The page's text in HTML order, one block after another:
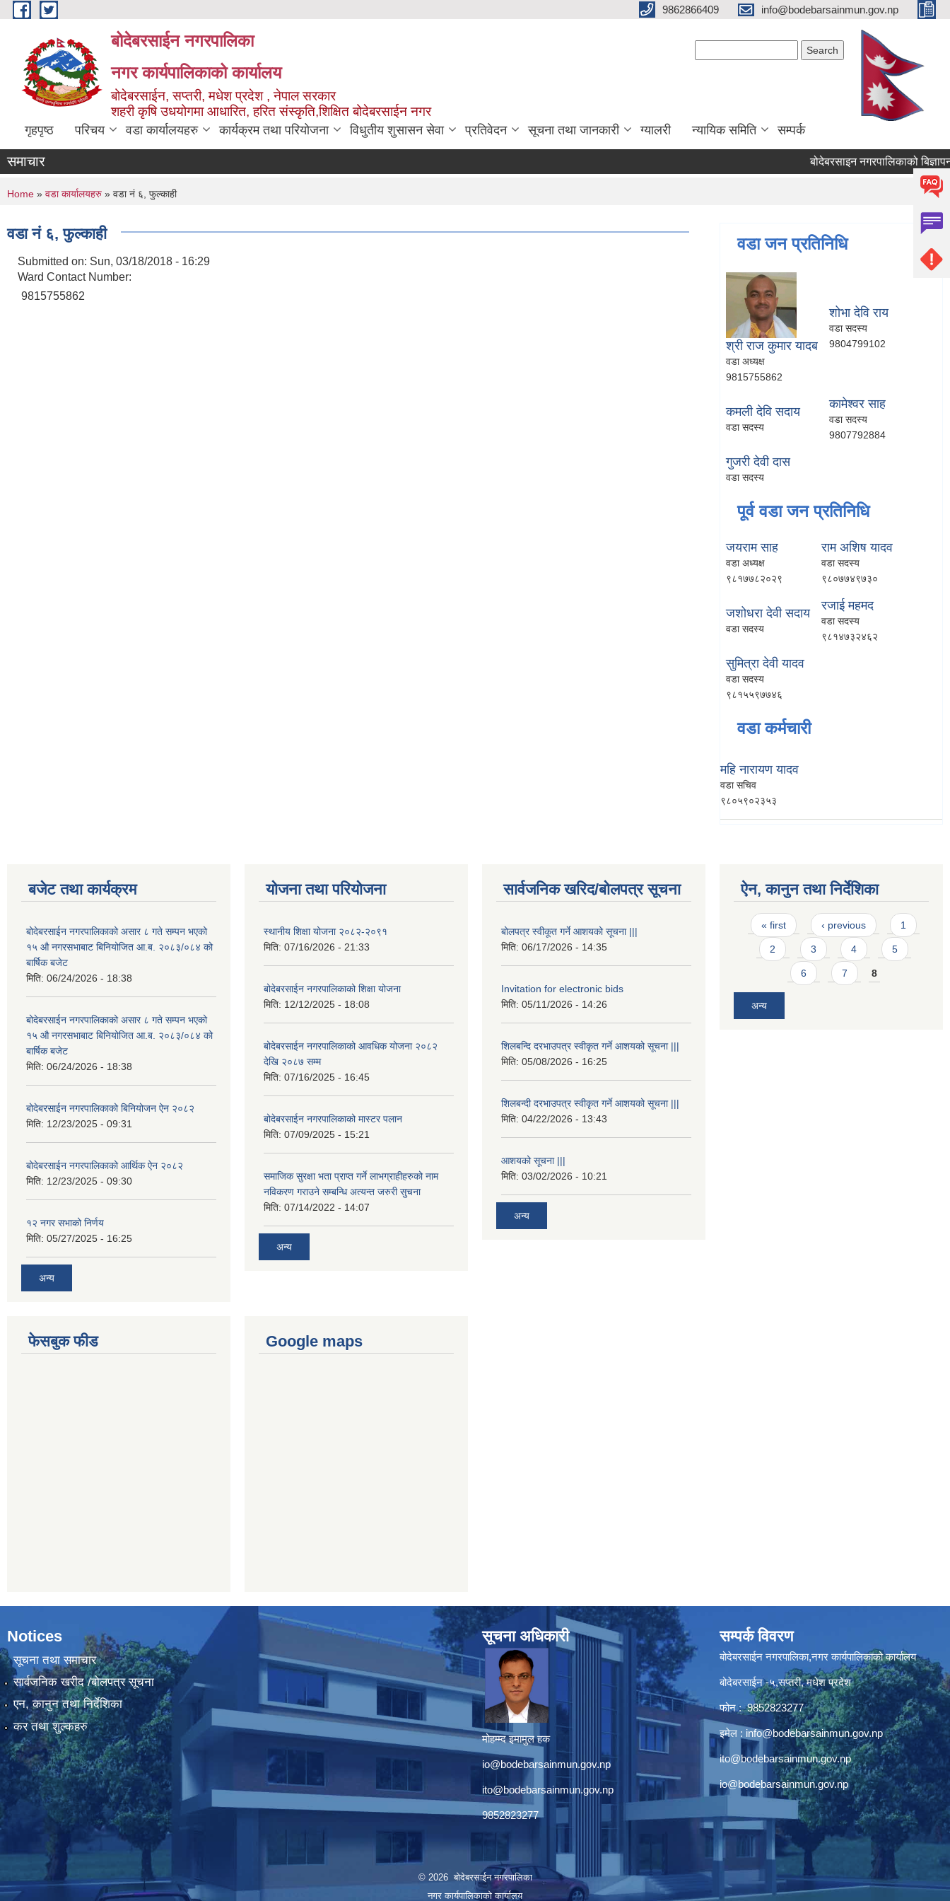
Skip to main content 9862866409 info@bodebarsainmun.gov.np
बोदेबरसाईन नगरपालिका
नगर कार्यपालिकाको कार्यालय
बोदेबरसाईन, सप्तरी, मधेश प्रदेश , नेपाल सरकार
शहरी कृषि उधयोगमा आधारित, हरित संस्कृति,शिक्षित बोदेबरसाईन नगर
गृहपृष्ठ परिचय वडा कार्यालयहरु कार्यक्रम तथा परियोजना विधुतीय शुसासन सेवा प्रतिवेदन सूचना तथा जानकारी ग्यालरी न्यायिक समिति सम्पर्क
समाचार बोदेबरसाइन
« first
You are here
Home » वडा कार्यालयहरु » वडा नं‌ ६, फुल्काही
वडा नं‌ ६, फुल्काही
Submitted on: Sun, 03/18/2018 - 16:29
Ward Contact Number:
9815755862
वडा जन प्रतिनिधि
श्री राज कुमार यादब
वडा अध्यक्ष
9815755862
शोभा देवि राय
वडा सदस्य
9804799102
कमली देवि सदाय
वडा सदस्य
कामेश्वर साह
वडा सदस्य
9807792884
गुजरी देवी दास
वडा सदस्य
पूर्व वडा जन प्रतिनिधि
जयराम साह
वडा अध्यक्ष
९८१७७८२०२९
राम अशिष यादव
वडा सदस्य
९८०७७४९७३०
जशोधरा देवी सदाय
वडा सदस्य
रजाई महमद
वडा सदस्य
९८१४७३२४६२
सुमित्रा देवी यादव
वडा सदस्य
९८१५५९७७४६
वडा कर्मचारी
महि नारायण यादव
वडा सचिव
९८०५९०२३५३
बजेट तथा कार्यक्रम
बोदेबरसाईन नगरपालिकाको असार ८ गते सम्पन भएको
१५ ‍‍‍औ नगरसभाबाट बिनियोजित आ.ब. २०८३/०८४ को
बार्षिक बजेट
मिति: 06/24/2026 - 18:38
बोदेबरसाईन नगरपालिकाको असार ८ गते सम्पन भएको
१५ ‍‍‍औ नगरसभाबाट बिनियोजित आ.ब. २०८३/०८४ को
बार्षिक बजेट
मिति: 06/24/2026 - 18:38
बोदेबरसाईन नगरपालिकाको बिनियोजन ऐन २०८२
मिति: 12/23/2025 - 09:31
बोदेबरसाईन नगरपालिकाको आर्थिक ऐन २०८२
मिति: 12/23/2025 - 09:30
१२ नगर सभाको निर्णय
मिति: 05/27/2025 - 16:25
अन्य
योजना तथा परियोजना
स्थानीय शिक्षा योजना २०८२-२०९१
मिति: 07/16/2026 - 21:33
बोदेबरसाईन नगरपालिकाको शिक्षा योजना
मिति: 12/12/2025 - 18:08
बोदेबरसाईन नगरपालिकाको आवधिक योजना २०८२
देखि २०८७ सम्म
मिति: 07/16/2025 - 16:45
बोदेबरसाईन नगरपालिकाको मास्टर पलान
मिति: 07/09/2025 - 15:21
समाजिक सुरक्षा भता प्राप्त गर्ने लाभग्राहीहरुको नाम
नविकरण गराउने सम्बन्धि अत्यन्त जरुरी सुचना
मिति: 07/14/2022 - 14:07
अन्य
सार्वजनिक खरिद/बोलपत्र सूचना
बोलपत्र स्वीकूत गर्ने आशयको सूचना |||
मिति: 06/17/2026 - 14:35
Invitation for electronic bids
मिति: 05/11/2026 - 14:26
शिलबन्दि दरभाउपत्र स्वीकृत गर्ने आशयको सूचना |||
मिति: 05/08/2026 - 16:25
शिलबन्दी दरभाउपत्र स्वीकृत गर्ने आशयको सूचना |||
मिति: 04/22/2026 - 13:43
आशयको सूचना |||
मिति: 03/02/2026 - 10:21
अन्य
ऐन, कानुन तथा निर्देशिका
Pages
« first ‹ previous 1
2 3 4 5
6 7 8
अन्य
फेसबुक फीड Google maps
Notices
सूचना तथा समाचार
सार्वजनिक खरीद /बोलपत्र सूचना
एन, कानुन तथा निर्देशिका
कर तथा शुल्कहरु
सूचना अधिकारी
मोहम्म्द इमामुल हक
io@bodebarsainmun.gov.np
ito@bodebarsainmun.gov.np
9852823277
सम्पर्क विवरण
बोदेबरसाईन नगरपालिका,नगर कार्यपालिकाको कार्यालय
बोदेबरसाईन -५,सप्तरी, मधेश प्रदेश
फोन : 9852823277
इमेल : info@bodebarsainmun.gov.np
ito@bodebarsainmun.gov.np
io@bodebarsainmun.gov.np
© 2026 बोदेबरसाईन नगरपालिका
नगर कार्यपालिकाको कार्यालय